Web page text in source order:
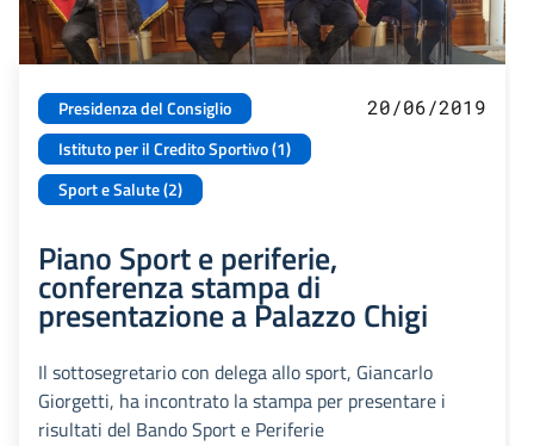
Presidenza del Consiglio
Istituto per il Credito Sportivo (1)
Sport e Salute (2)
20/06/2019
Piano Sport e periferie,
conferenza stampa di
presentazione a Palazzo Chigi
Il sottosegretario con delega allo sport, Giancarlo
Giorgetti, ha incontrato la stampa per presentare i
risultati del Bando Sport e Periferie